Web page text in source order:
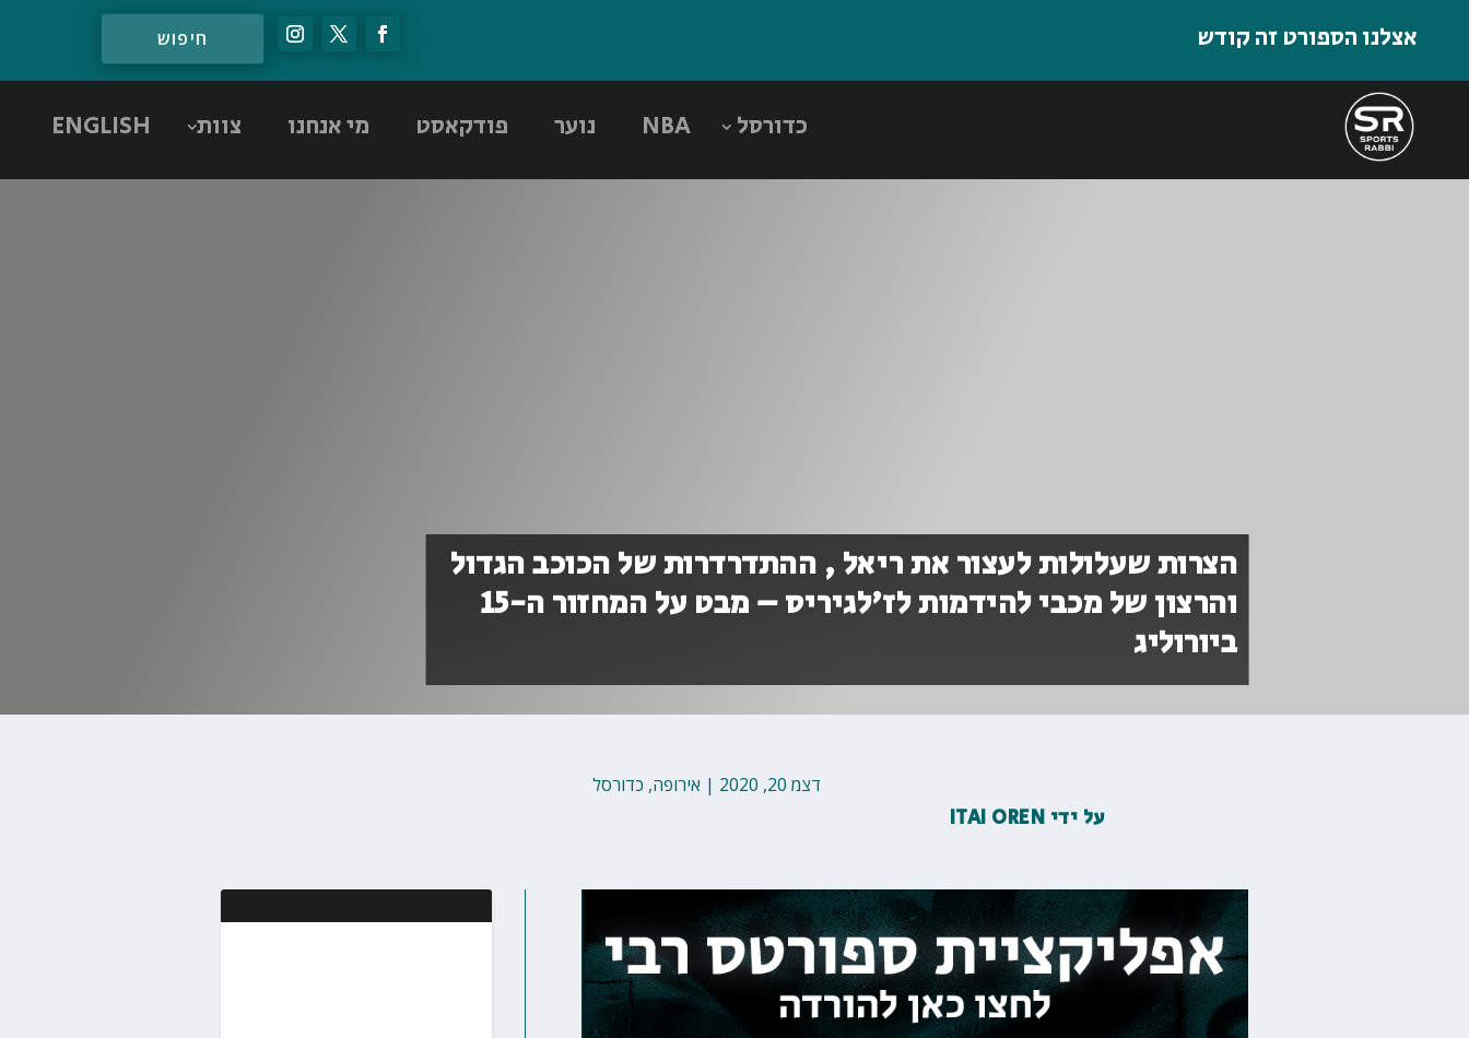
אצלנו הספורט זה קודש
כדורסל NBA נוער פודקאסט מי אנחנו צוות ENGLISH
הצרות שעלולות לעצור את ריאל , ההתדרדרות של הכוכב הגדול
והרצון של מכבי להידמות לז'לגיריס – מבט על המחזור ה-15
ביורוליג
דצמ 20, 2020 | אירופה, כדורסל
על ידי ITAI OREN